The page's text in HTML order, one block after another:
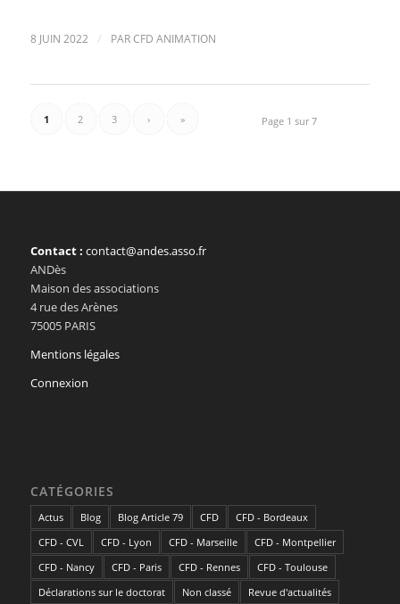
8 JUIN 2022 / PARCFD ANIMATION
Page 1 sur 7
1 2 3 › »
Contact : contact@andes.asso.fr
ANDès
Maison des associations
4 rue des Arènes
75005 PARIS
Mentions légales
Connexion
CATÉGORIES
Actus Blog Blog Article 79 CFD
CFD - Bordeaux
CFD - CVL
CFD - Lyon CFD - Marseille
CFD - Montpellier
CFD - Nancy
CFD - Paris CFD - Rennes
CFD - Toulouse
Déclarations sur le doctorat
Non classé Revue d'actualités